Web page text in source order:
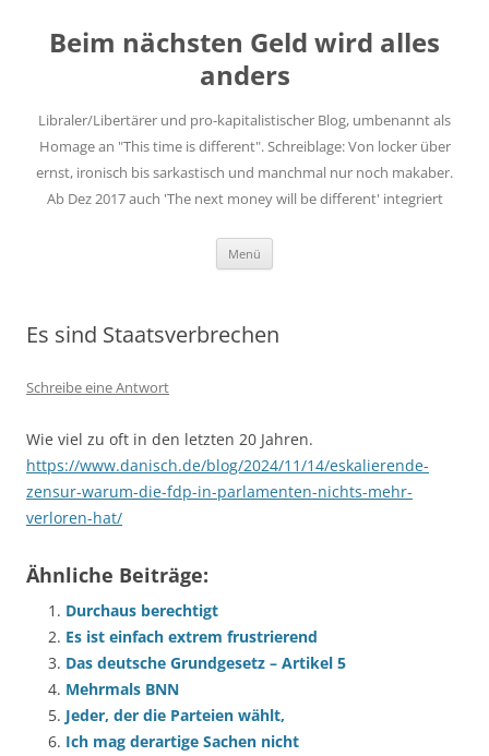
springen
Beim nächsten Geld wird alles
anders
Libraler/Libertärer und pro-kapitalistischer Blog, umbenannt als
Homage an "This time is different". Schreiblage: Von locker über
ernst, ironisch bis sarkastisch und manchmal nur noch makaber.
Ab Dez 2017 auch 'The next money will be different' integriert
Menü
Es sind Staatsverbrechen
Schreibe eine Antwort
Wie viel zu oft in den letzten 20 Jahren.
https://www.danisch.de/blog/2024/11/14/eskalierende-
zensur-warum-die-fdp-in-parlamenten-nichts-mehr-
verloren-hat/
Ähnliche Beiträge:
Durchaus berechtigt
Es ist einfach extrem frustrierend
Das deutsche Grundgesetz – Artikel 5
Mehrmals BNN
Jeder, der die Parteien wählt,
Ich mag derartige Sachen nicht